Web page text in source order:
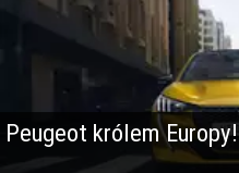
Peugeot królem Europy!